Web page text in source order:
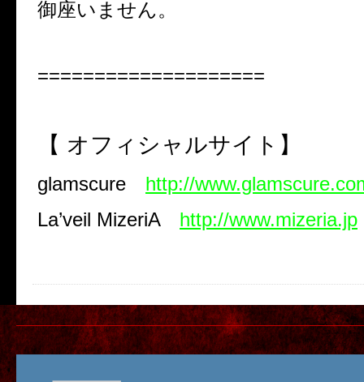
御座いません。
====================
【 オフィシャルサイト】
glamscure http://
La’veil MizeriA http://www.mizeria.jp